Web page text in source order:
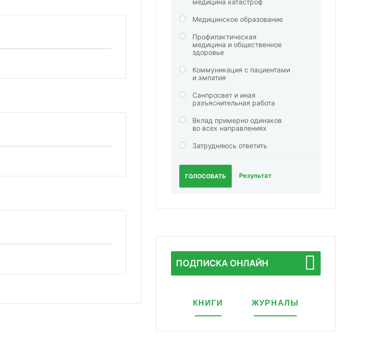
медицина катастроф
Медицинское образование
Профилактическая
медицина и общественное
здоровье
Коммуникация с пациентами
и эмпатия
Санпросвет и иная
разъяснительная работа
Вклад примерно одинаков
во всех направлениях
Затрудняюсь ответить
ГОЛОСОВАТЬ Результат
ПОДПИСКА ОНЛАЙН
КНИГИ ЖУРНАЛЫ